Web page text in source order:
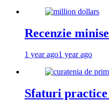
Recenzie
1 year ago1 year ago
Sfaturi